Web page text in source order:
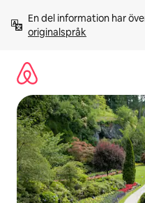
innehåll
En del information har
originalspråk